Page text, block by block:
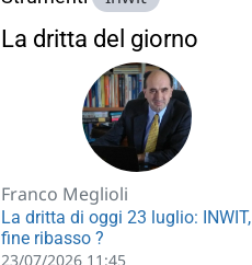
La dritta del giorno
Franco Meglioli
La dritta di oggi 23 luglio: INWIT,
fine ribasso ?
23/07/2026 11:45